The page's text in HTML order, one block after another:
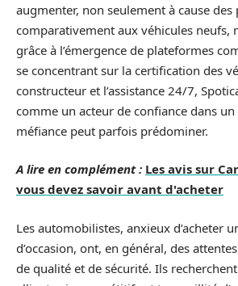
augmenter, non seulement à cause
comparativement aux véhicules neufs,
grâce à l’émergence de plateformes
se concentrant sur la certification des
constructeur et l’assistance 24/7,
comme un acteur de confiance dans
méfiance peut parfois prédominer.
A lire en complément : Les avis sur
vous devez savoir avant d'acheter
Les automobilistes, anxieux d’acheter
d’occasion, ont, en général, des
de qualité et de sécurité. Ils